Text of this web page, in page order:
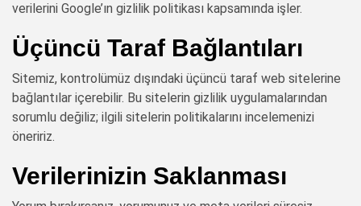
verilerini Google’ın gizlilik politikası kapsamında işler.
Üçüncü Taraf Bağlantıları
Sitemiz, kontrolümüz dışındaki üçüncü taraf web sitelerine
bağlantılar içerebilir. Bu sitelerin gizlilik uygulamalarından
sorumlu değiliz; ilgili sitelerin politikalarını incelemenizi
öneririz.
Verilerinizin Saklanması